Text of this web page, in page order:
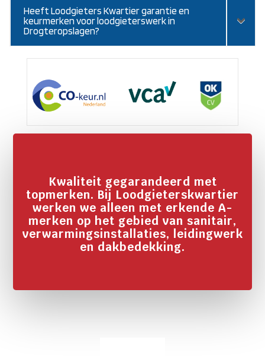
Heeft Loodgieters Kwartier garantie en
keurmerken voor loodgieterswerk in
Drogteropslagen?
Kwaliteit gegarandeerd met
topmerken. Bij Loodgieterskwartier
werken we alleen met erkende A-
merken op het gebied van sanitair,
verwarmingsinstallaties, leidingwerk
en dakbedekking.